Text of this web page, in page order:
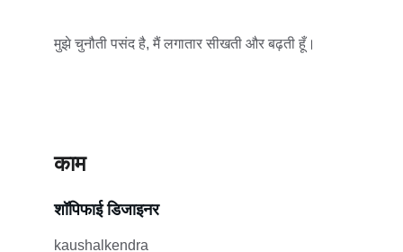
मुझे चुनौती पसंद है, मैं लगातार सीखती और बढ़ती हूँ।
काम
शॉपिफाई डिजाइनर
kaushalkendra